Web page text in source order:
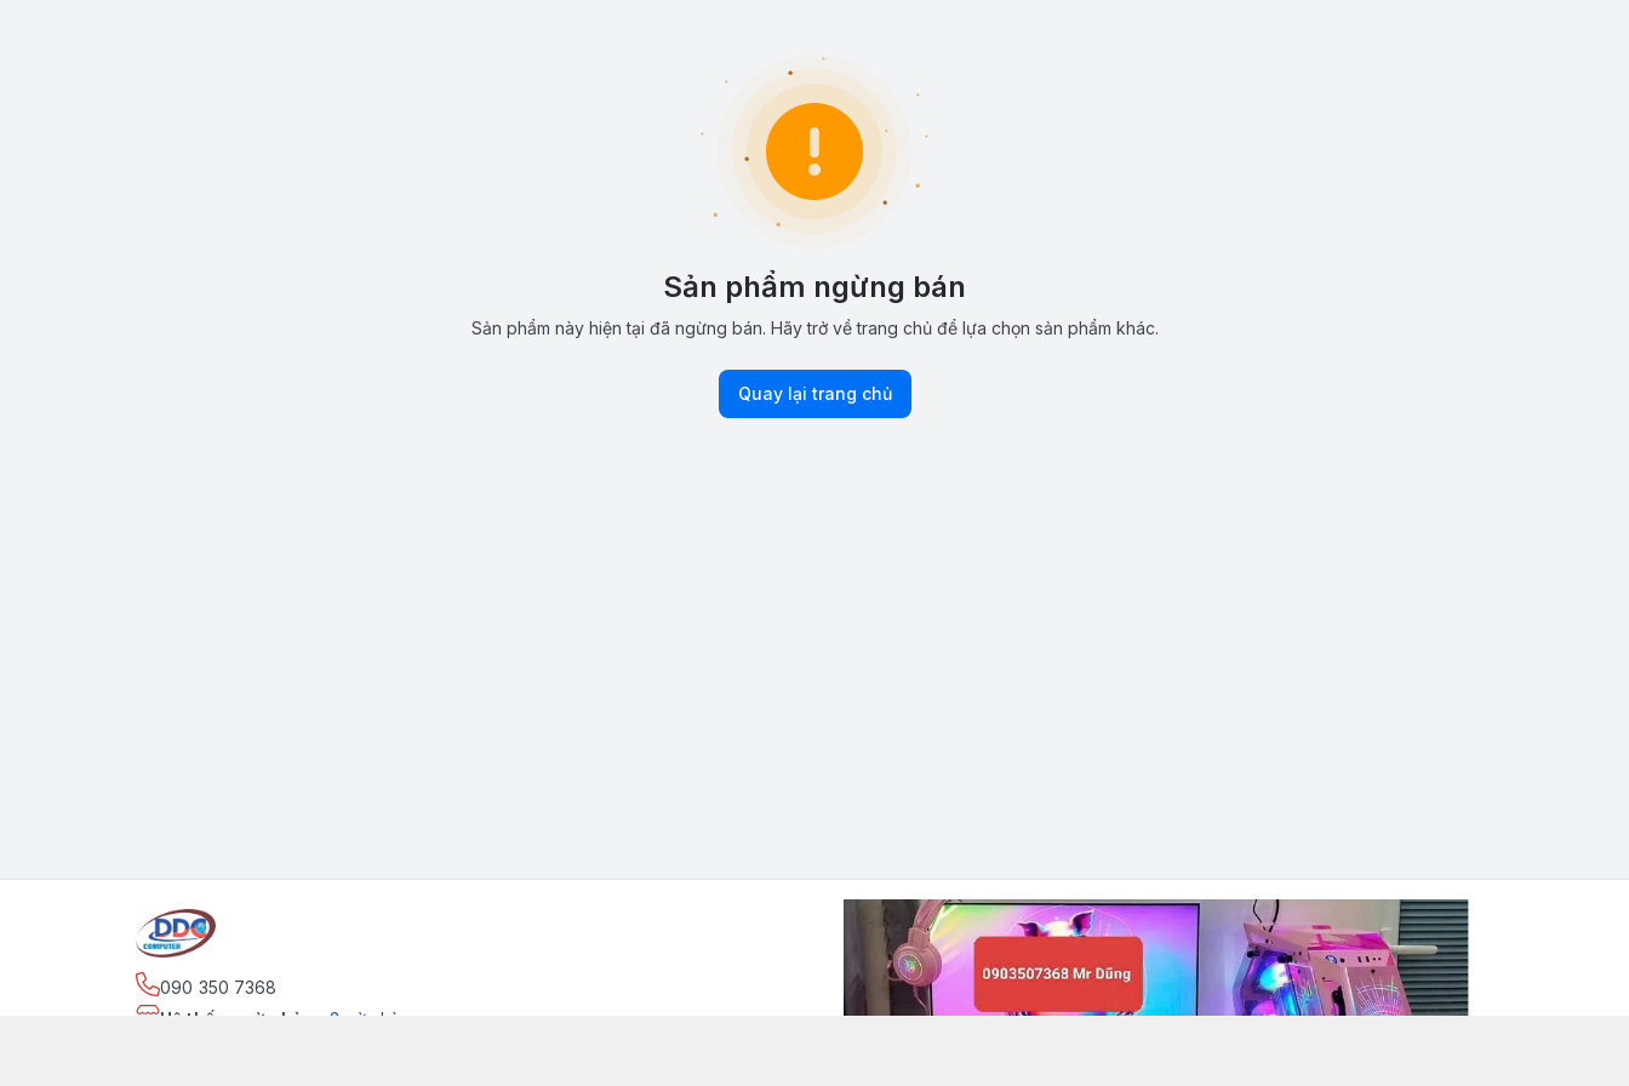
Sản phẩm ngừng bán
Sản phẩm này hiện tại đã ngừng bán. Hãy trở về trang chủ để lựa chọn sản phẩm khác.
Quay lại trang chủ
090 350 7368
Hệ thống cửa hàng
:2
cửa hàng